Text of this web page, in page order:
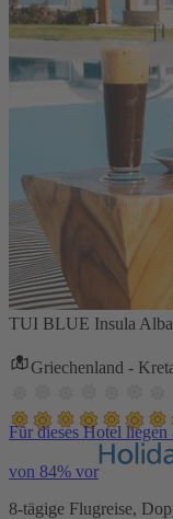
TUI BLUE Insula
Griechenland -
Für dieses Hotel
von 84% vor
8-tägige Flugreise,